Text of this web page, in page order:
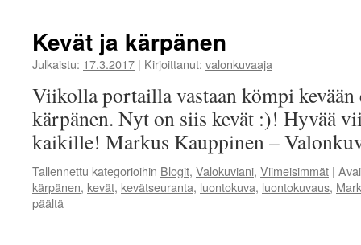
Kevät ja kärpänen
Julkaistu: 17.3.2017 | Kirjoittanut: valonkuvaaja
Viikolla portailla vastaan kömpi kevään
kärpänen. Nyt on siis kevät :)! Hyvää
kaikille! Markus Kauppinen –
Tallennettu kategorioihin Blogit, Valokuviani, Viimeisimmät |
kärpänen, kevät, kevätseuranta, luontokuva, luontokuvaus,
päältä